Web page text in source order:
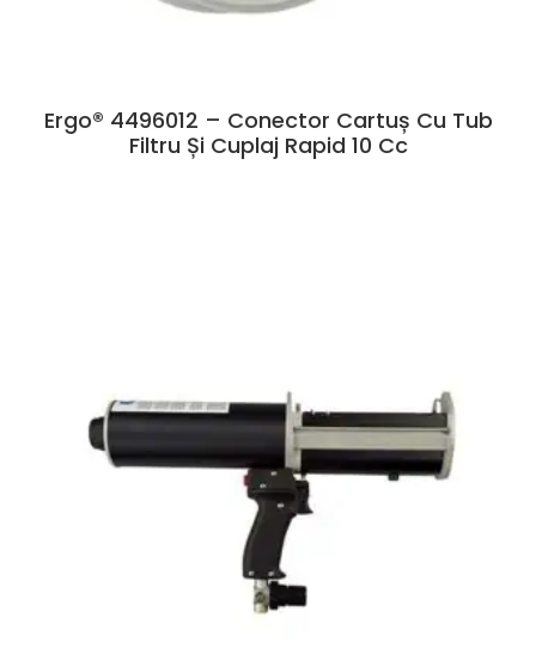
Ergo® 4496012 – Conector Cartuș Cu Tub
Filtru Și Cuplaj Rapid 10 Cc